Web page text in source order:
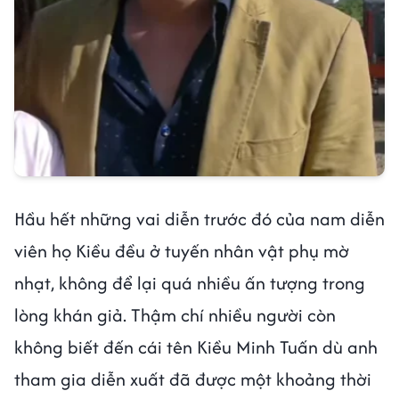
Hầu hết những vai diễn trước đó của nam diễn
viên họ Kiều đều ở tuyến nhân vật phụ mờ
nhạt, không để lại quá nhiều ấn tượng trong
lòng khán giả. Thậm chí nhiều người còn
không biết đến cái tên Kiều Minh Tuấn dù anh
tham gia diễn xuất đã được một khoảng thời